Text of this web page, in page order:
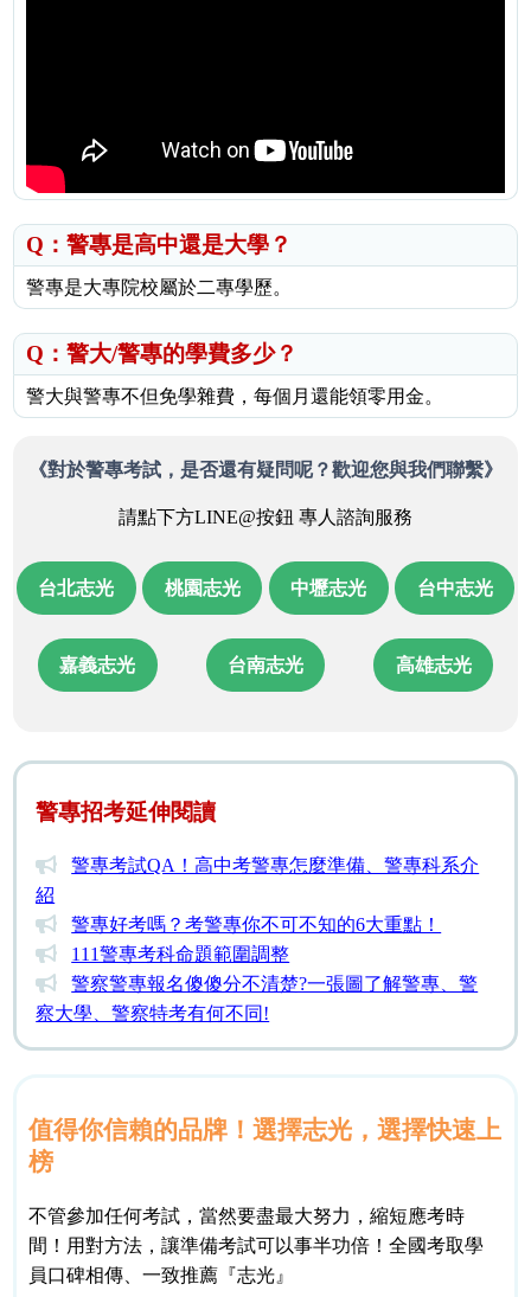
Q：警專是高中還是大學？
警專是大專院校屬於二專學歷。
Q：警大/警專的學費多少？
警大與警專不但免學雜費，每個月還能領零用金。
《對於警專考試，是否還有疑問呢？歡迎您與我們聯繫》
請點下方LINE@按鈕 專人諮詢服務
台北志光 桃園志光 中壢志光 台中志光
嘉義志光 台南志光 高雄志光
警專招考延伸閱讀
警專考試QA！高中考警專怎麼準備、警專科系介
紹
警專好考嗎？考警專你不可不知的6大重點！
111警專考科命題範圍調整
警察警專報名傻傻分不清楚?一張圖了解警專、警
察大學、警察特考有何不同!
值得你信賴的品牌！選擇志光，選擇快速上
榜
不管參加任何考試，當然要盡最大努力，縮短應考時
間！用對方法，讓準備考試可以事半功倍！全國考取學
員口碑相傳、一致推薦『志光』